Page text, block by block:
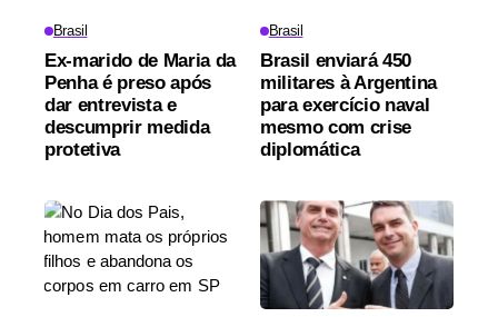
Brasil
Ex-marido de Maria da
Penha é preso após
dar entrevista e
descumprir medida
protetiva
Brasil
Brasil enviará 450
militares à Argentina
para exercício naval
mesmo com crise
diplomática